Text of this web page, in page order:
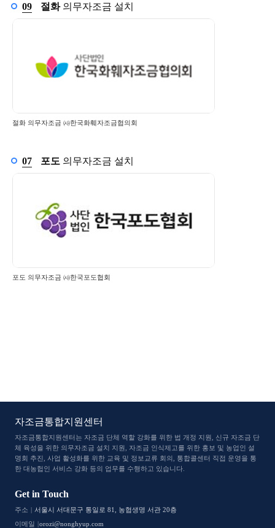
09 9월
절화의무자조금 설치
절화 의무자조금 ㈔한국화훼자조금협의회
07 7월
포도 의무자조금 설치
포도 의무자조금 ㈔한국포도협회
자조금통합지원센터
자조금통합지원센터는 자조금 단체 역할 강화를 위한 법 개정 지원, 신규 자조금 단
체 육성을 위한 의무자조금 설치 지원, 자조금 인식제고를 위한 홍보 및 농업인 설
명회 추진, 사업 활성화를 위한 교육 및 정보교류 회의, 통합콜센터 직접 운영을 통
한 대농헙인 서비스 강화 등의 업무를 수행하고 있습니다.
Get in Touch
주소
서울시 서대문구 통일로 81, 농협생명 서관 20층
이메일
orozi@nonghyup.com